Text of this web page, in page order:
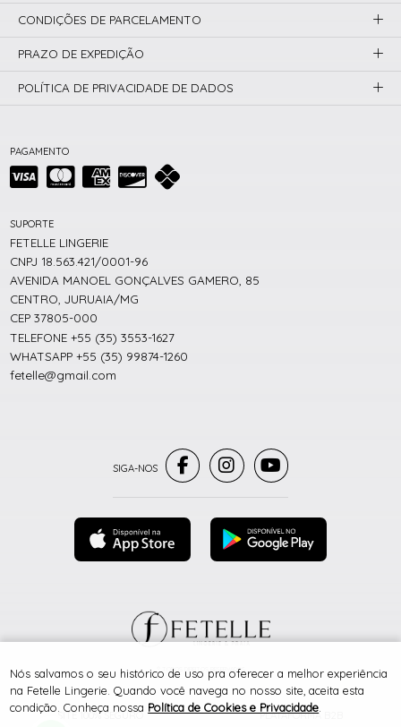
PAGAMENTO
SITE 100% SEGURO PLATAFORMA B2B
SUPORTE
FETELLE LINGERIE
CNPJ 18.563.421/0001-96
AVENIDA MANOEL GONÇALVES GAMERO, 85
CENTRO, JURUAIA/MG
CEP 37805-000
TELEFONE +55 (35) 3553-1627
WHATSAPP +55 (35) 99874-1260
fetelle@gmail.com
CONDIÇÕES DE PARCELAMENTO
PRAZO DE EXPEDIÇÃO
POLÍTICA DE PRIVACIDADE DE DADOS
® TODOS DIREITOS RESERVADOS
Nós salvamos o seu histórico de uso pra oferecer a melhor experiência
na Fetelle Lingerie. Quando você navega no nosso site, aceita esta
condição. Conheça nossa Política de Cookies e Privacidade